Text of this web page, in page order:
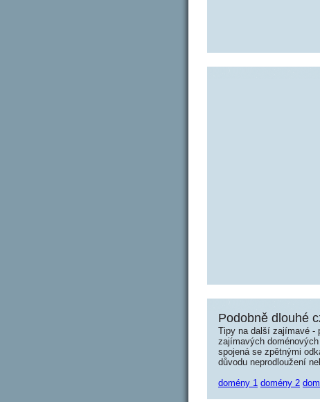
Podobně dlouhé
Tipy na další zajímavé -
zajímavých
spojená se zpětnými
důvodu neprodloužení
domény 1 domény 2